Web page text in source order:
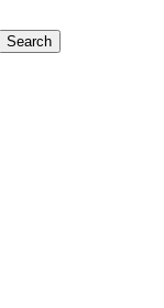
Search